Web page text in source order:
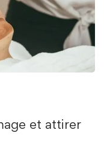
et attirer